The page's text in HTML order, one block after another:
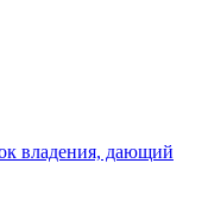
владения, дающий